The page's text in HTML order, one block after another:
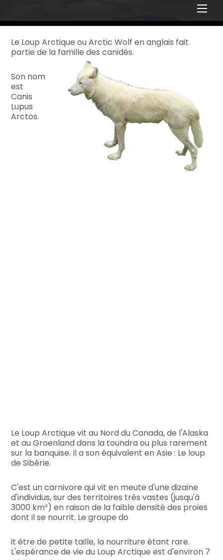
Le Loup Arctique ou Arctic Wolf en anglais fait
partie de la famille des canidés.
Son nom
est
Canis
Lupus
Arctos.
Le Loup Arctique vit au Nord du Canada, de l'Alaska
et au Groenland dans la toundra ou plus rarement
sur la banquise. Il a son équivalent en Asie : Le loup
de Sibérie.
C'est un carnivore qui vit en meute d'une dizaine
d'individus, sur des territoires très vastes (jusqu'à
3000 km²) en raison de la faible densité des proies
dont il se nourrit. Le groupe do
it être de petite taille, la nourriture étant rare.
L'espérance de vie du Loup Arctique est d'environ 7